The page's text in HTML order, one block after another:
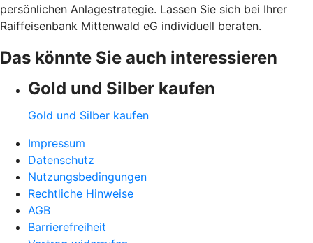
persönlichen Anlagestrategie. Lassen Sie sich bei Ihrer
Raiffeisenbank Mittenwald eG individuell beraten.
Das könnte Sie auch interessieren
Gold und Silber kaufen
Gold und Silber kaufen
Impressum
Datenschutz
Nutzungsbedingungen
Rechtliche Hinweise
AGB
Barrierefreiheit